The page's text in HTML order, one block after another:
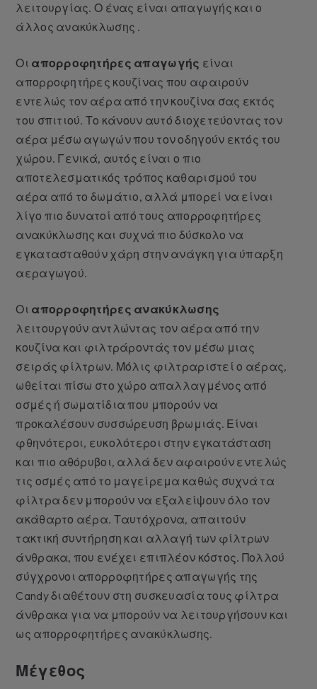
λειτουργίας. Ο ένας είναι απαγωγής και ο
άλλος ανακύκλωσης .
Οι απορροφητήρες απαγωγής είναι
απορροφητήρες κουζίνας που αφαιρούν
εντελώς τον αέρα από την κουζίνα σας εκτός
του σπιτιού. Το κάνουν αυτό διοχετεύοντας τον
αέρα μέσω αγωγών που τον οδηγούν εκτός του
χώρου. Γενικά, αυτός είναι ο πιο
αποτελεσματικός τρόπος καθαρισμού του
αέρα από το δωμάτιο, αλλά μπορεί να είναι
λίγο πιο δυνατοί από τους απορροφητήρες
ανακύκλωσης και συχνά πιο δύσκολο να
εγκατασταθούν χάρη στην ανάγκη για ύπαρξη
αεραγωγού.
Οι απορροφητήρες ανακύκλωσης
λειτουργούν αντλώντας τον αέρα από την
κουζίνα και φιλτράροντάς τον μέσω μιας
σειράς φίλτρων. Μόλις φιλτραριστεί ο αέρας,
ωθείται πίσω στο χώρο απαλλαγμένος από
οσμές ή σωματίδια που μπορούν να
προκαλέσουν συσσώρευση βρωμιάς. Είναι
φθηνότεροι, ευκολότεροι στην εγκατάσταση
και πιο αθόρυβοι, αλλά δεν αφαιρούν εντελώς
τις οσμές από το μαγείρεμα καθώς συχνά τα
φίλτρα δεν μπορούν να εξαλείψουν όλο τον
ακάθαρτο αέρα. Ταυτόχρονα, απαιτούν
τακτική συντήρηση και αλλαγή των φίλτρων
άνθρακα, που ενέχει επιπλέον κόστος. Πολλού
σύγχρονοι απορροφητήρες απαγωγής της
Candy διαθέτουν στη συσκευασία τους φίλτρα
άνθρακα για να μπορούν να λειτουργήσουν και
ως απορροφητήρες ανακύκλωσης.
Μέγεθος